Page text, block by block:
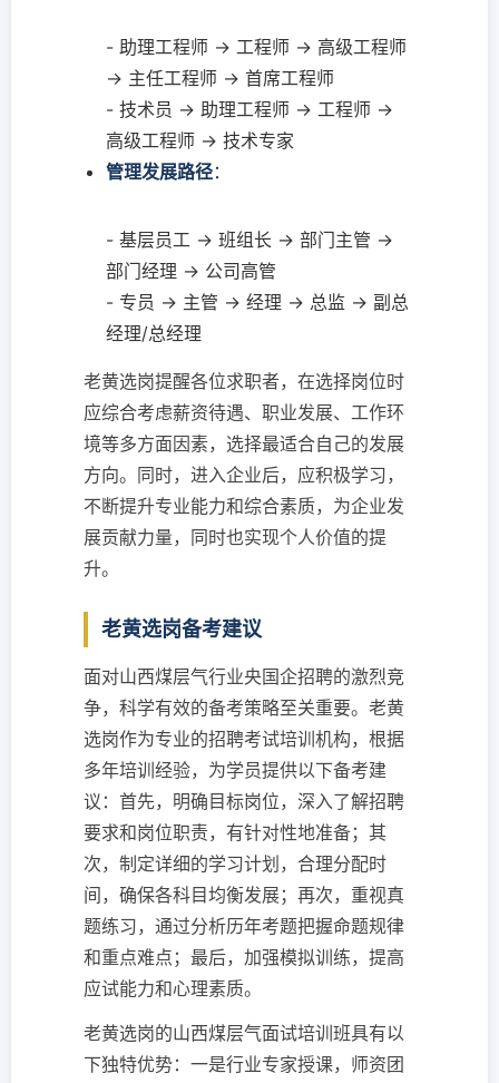
- 助理工程师 → 工程师 → 高级工程师
→ 主任工程师 → 首席工程师
- 技术员 → 助理工程师 → 工程师 →
高级工程师 → 技术专家
管理发展路径：
- 基层员工 → 班组长 → 部门主管 →
部门经理 → 公司高管
- 专员 → 主管 → 经理 → 总监 → 副总
经理/总经理
老黄选岗提醒各位求职者，在选择岗位时
应综合考虑薪资待遇、职业发展、工作环
境等多方面因素，选择最适合自己的发展
方向。同时，进入企业后，应积极学习，
不断提升专业能力和综合素质，为企业发
展贡献力量，同时也实现个人价值的提
升。
老黄选岗备考建议
面对山西煤层气行业央国企招聘的激烈竞
争，科学有效的备考策略至关重要。老黄
选岗作为专业的招聘考试培训机构，根据
多年培训经验，为学员提供以下备考建
议：首先，明确目标岗位，深入了解招聘
要求和岗位职责，有针对性地准备；其
次，制定详细的学习计划，合理分配时
间，确保各科目均衡发展；再次，重视真
题练习，通过分析历年考题把握命题规律
和重点难点；最后，加强模拟训练，提高
应试能力和心理素质。
老黄选岗的山西煤层气面试培训班具有以
下独特优势：一是行业专家授课，师资团